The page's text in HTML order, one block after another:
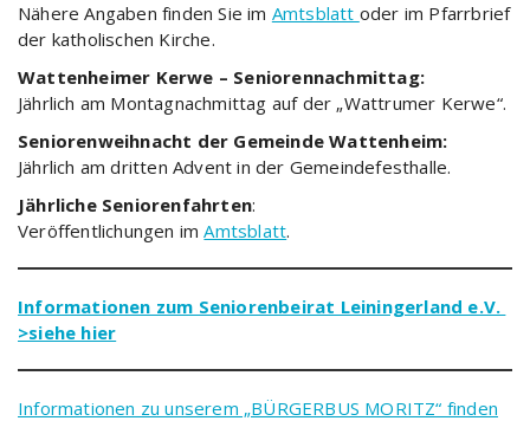
Nähere Angaben finden Sie im Amtsblatt oder im Pfarrbrief
der katholischen Kirche.
Wattenheimer Kerwe – Seniorennachmittag:
Jährlich am Montagnachmittag auf der „Wattrumer Kerwe“.
Seniorenweihnacht der Gemeinde Wattenheim:
Jährlich am dritten Advent in der Gemeindefesthalle.
Jährliche Seniorenfahrten:
Veröffentlichungen imAmtsblatt.
Informationen zum Seniorenbeirat Leiningerland e.V.
>siehe hier
Informationen zu unserem „BÜRGERBUS MORITZ“ finden